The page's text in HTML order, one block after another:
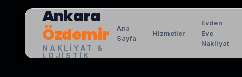
Ankara
Özdemir
NAKLIYAT &
LOJISTIK
Ana
Sayfa
Hizmetler
Evden
Eve
Nakliyat